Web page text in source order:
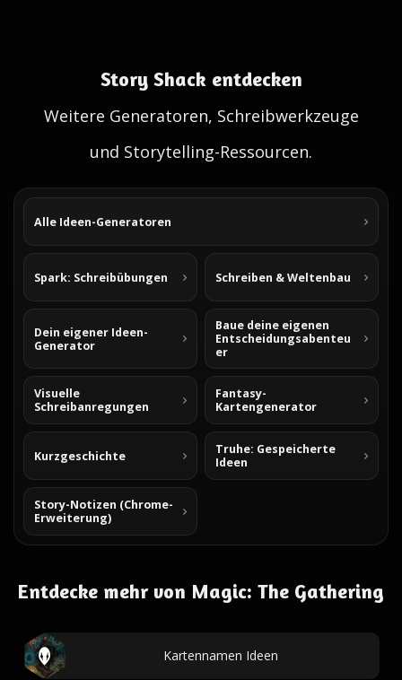
Story Shack entdecken
Weitere Generatoren, Schreibwerkzeuge
und Storytelling-Ressourcen.
Alle Ideen-Generatoren
Spark: Schreibübungen Schreiben & Weltenbau
Dein eigener Ideen-
Generator
Baue deine eigenen
Entscheidungsabenteu
er
Visuelle
Schreibanregungen
Fantasy-
Kartengenerator
Kurzgeschichte
Truhe: Gespeicherte
Ideen
Story-Notizen (Chrome-
Erweiterung)
Entdecke mehr von Magic: The Gathering
Kartennamen Ideen